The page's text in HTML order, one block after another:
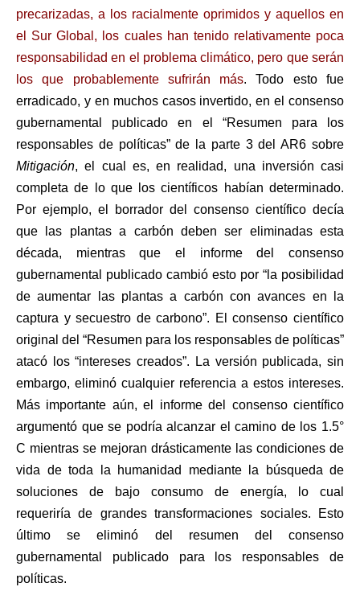
precarizadas, a los racialmente oprimidos y aquellos en
el Sur Global, los cuales han tenido relativamente poca
responsabilidad en el problema climático, pero que serán
los que probablemente sufrirán más. Todo esto fue
erradicado, y en muchos casos invertido, en el consenso
gubernamental publicado en el “Resumen para los
responsables de políticas” de la parte 3 del AR6 sobre
Mitigación, el cual es, en realidad, una inversión casi
completa de lo que los científicos habían determinado.
Por ejemplo, el borrador del consenso científico decía
que las plantas a carbón deben ser eliminadas esta
década, mientras que el informe del consenso
gubernamental publicado cambió esto por “la posibilidad
de aumentar las plantas a carbón con avances en la
captura y secuestro de carbono”. El consenso científico
original del “Resumen para los responsables de políticas”
atacó los “intereses creados”. La versión publicada, sin
embargo, eliminó cualquier referencia a estos intereses.
Más importante aún, el informe del consenso científico
argumentó que se podría alcanzar el camino de los 1.5°
C mientras se mejoran drásticamente las condiciones de
vida de toda la humanidad mediante la búsqueda de
soluciones de bajo consumo de energía, lo cual
requeriría de grandes transformaciones sociales. Esto
último se eliminó del resumen del consenso
gubernamental publicado para los responsables de
políticas.